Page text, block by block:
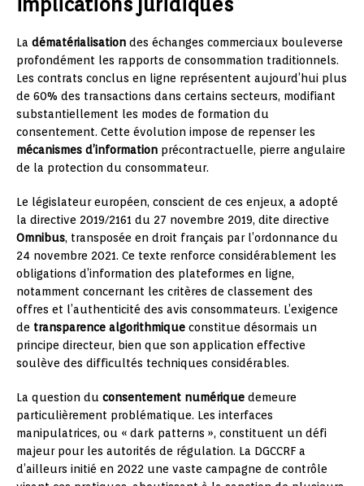
La dématérialisation des échanges commerciaux bouleverse
profondément les rapports de consommation traditionnels.
Les contrats conclus en ligne représentent aujourd’hui plus
de 60% des transactions dans certains secteurs, modifiant
substantiellement les modes de formation du
consentement. Cette évolution impose de repenser les
mécanismes d’information précontractuelle, pierre angulaire
de la protection du consommateur.
Le législateur européen, conscient de ces enjeux, a adopté
la directive 2019/2161 du 27 novembre 2019, dite directive
Omnibus, transposée en droit français par l’ordonnance du
24 novembre 2021. Ce texte renforce considérablement les
obligations d’information des plateformes en ligne,
notamment concernant les critères de classement des
offres et l’authenticité des avis consommateurs. L’exigence
de transparence algorithmique constitue désormais un
principe directeur, bien que son application effective
soulève des difficultés techniques considérables.
La question du consentement numérique demeure
particulièrement problématique. Les interfaces
manipulatrices, ou « dark patterns », constituent un défi
majeur pour les autorités de régulation. La DGCCRF a
d’ailleurs initié en 2022 une vaste campagne de contrôle